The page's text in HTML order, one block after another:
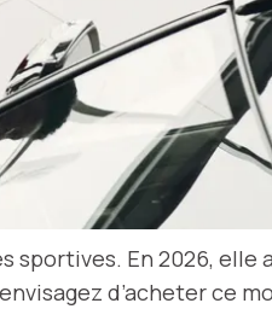
En 2026,
d’acheter ce